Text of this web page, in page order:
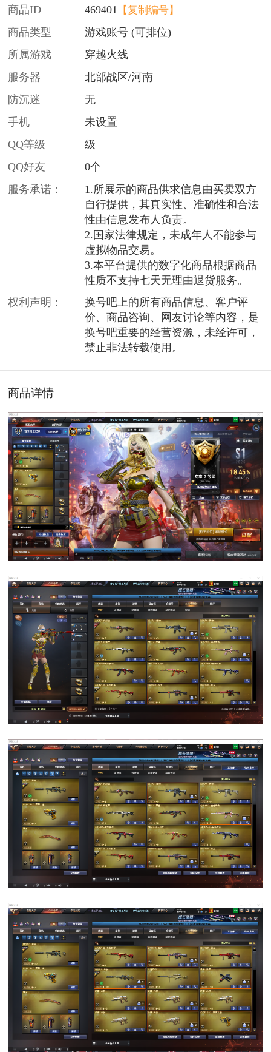
商品ID 469401 【复制编号】
商品类型
游戏账号 (可排位)
所属游戏
穿越火线
服务器
北部战区/河南
防沉迷
无
手机
未设置
QQ等级
级
QQ好友
0个
服务承诺：
1.所展示的商品供求信息由买卖双方
自行提供，其真实性、准确性和合法
性由信息发布人负责。
2.国家法律规定，未成年人不能参与
虚拟物品交易。
3.本平台提供的数字化商品根据商品
性质不支持七天无理由退货服务。
权利声明：
换号吧上的所有商品信息、客户评
价、商品咨询、网友讨论等内容，是
换号吧重要的经营资源，未经许可，
禁止非法转载使用。
商品详情